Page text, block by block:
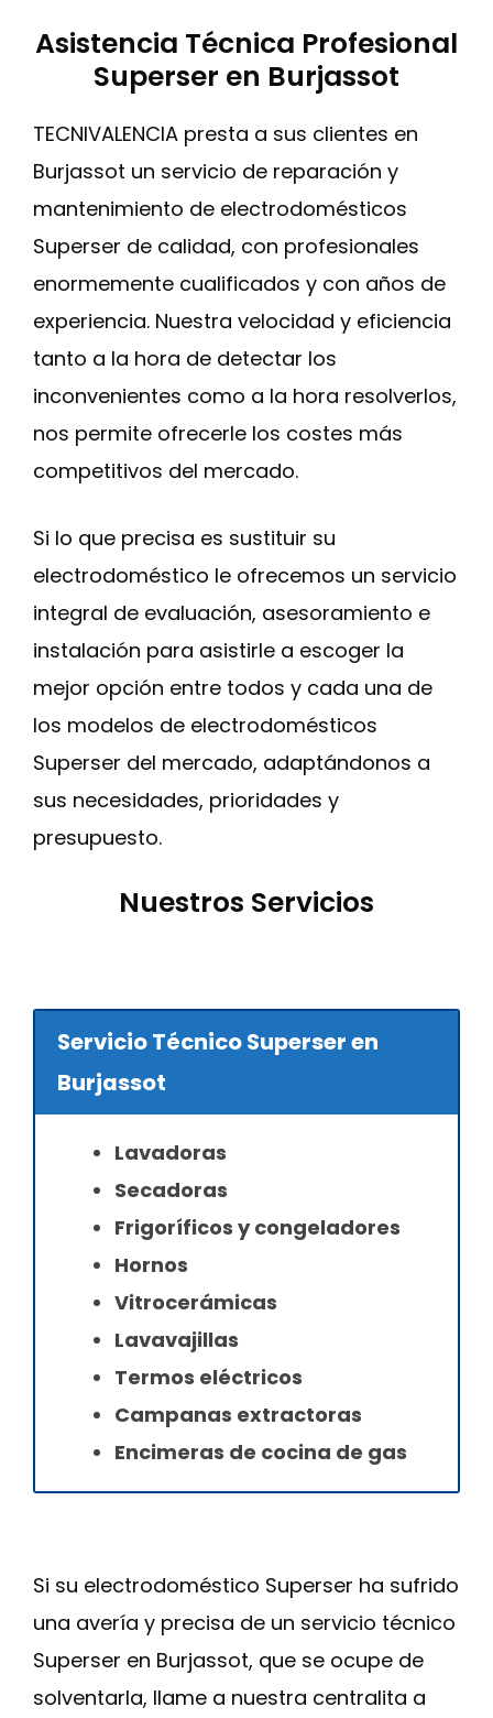
Asistencia Técnica Profesional
Superser en Burjassot
TECNIVALENCIA presta a sus clientes en
Burjassot un servicio de reparación y
mantenimiento de electrodomésticos
Superser de calidad, con profesionales
enormemente cualificados y con años de
experiencia. Nuestra velocidad y eficiencia
tanto a la hora de detectar los
inconvenientes como a la hora resolverlos,
nos permite ofrecerle los costes más
competitivos del mercado.
Si lo que precisa es sustituir su
electrodoméstico le ofrecemos un servicio
integral de evaluación, asesoramiento e
instalación para asistirle a escoger la
mejor opción entre todos y cada una de
los modelos de electrodomésticos
Superser del mercado, adaptándonos a
sus necesidades, prioridades y
presupuesto.
Nuestros Servicios
Servicio Técnico Superser en
Burjassot
Lavadoras
Secadoras
Frigoríficos y congeladores
Hornos
Vitrocerámicas
Lavavajillas
Termos eléctricos
Campanas extractoras
Encimeras de cocina de gas
Si su electrodoméstico Superser ha sufrido
una avería y precisa de un servicio técnico
Superser en Burjassot, que se ocupe de
solventarla, llame a nuestra centralita a